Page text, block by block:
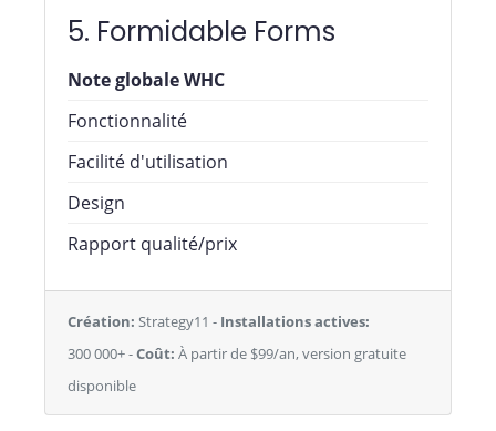
5. Formidable Forms
Note globale WHC
Fonctionnalité
Facilité d'utilisation
Design
Rapport qualité/prix
Création: Strategy11 - Installations actives:
300 000+ -Coût: À partir de $99/an, version gratuite
disponible